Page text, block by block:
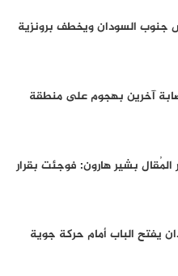
جنوب السودان ويخطف برونزية
وإصابة آخرين بهجوم على منطقة
المُقال بشير هارون: فوجئت بقرار
يفتح الباب أمام حركة جوية